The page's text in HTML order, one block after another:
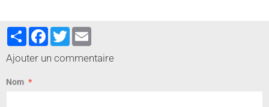
PartagerFacebook
Twitter
Ajouter un commentaire
Nom